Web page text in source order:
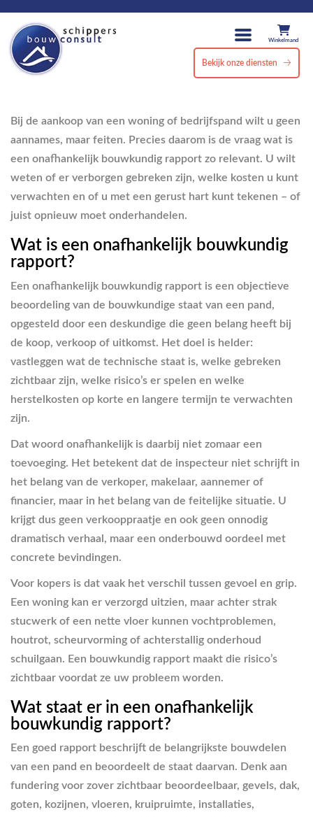
Winkelmand
Bekijk onze diensten
Bij de aankoop van een woning of bedrijfspand wilt u geen
aannames, maar feiten. Precies daarom is de vraag wat is
een onafhankelijk bouwkundig rapport zo relevant. U wilt
weten of er verborgen gebreken zijn, welke kosten u kunt
verwachten en of u met een gerust hart kunt tekenen – of
juist opnieuw moet onderhandelen.
Wat is een onafhankelijk bouwkundig
rapport?
Een onafhankelijk bouwkundig rapport is een objectieve
beoordeling van de bouwkundige staat van een pand,
opgesteld door een deskundige die geen belang heeft bij
de koop, verkoop of uitkomst. Het doel is helder:
vastleggen wat de technische staat is, welke gebreken
zichtbaar zijn, welke risico’s er spelen en welke
herstelkosten op korte en langere termijn te verwachten
zijn.
Dat woord onafhankelijk is daarbij niet zomaar een
toevoeging. Het betekent dat de inspecteur niet schrijft in
het belang van de verkoper, makelaar, aannemer of
financier, maar in het belang van de feitelijke situatie. U
krijgt dus geen verkooppraatje en ook geen onnodig
dramatisch verhaal, maar een onderbouwd oordeel met
concrete bevindingen.
Voor kopers is dat vaak het verschil tussen gevoel en grip.
Een woning kan er verzorgd uitzien, maar achter strak
stucwerk of een nette vloer kunnen vochtproblemen,
houtrot, scheurvorming of achterstallig onderhoud
schuilgaan. Een bouwkundig rapport maakt die risico’s
zichtbaar voordat ze uw probleem worden.
Wat staat er in een onafhankelijk
bouwkundig rapport?
Een goed rapport beschrijft de belangrijkste bouwdelen
van een pand en beoordeelt de staat daarvan. Denk aan
fundering voor zover zichtbaar beoordeelbaar, gevels, dak,
goten, kozijnen, vloeren, kruipruimte, installaties,